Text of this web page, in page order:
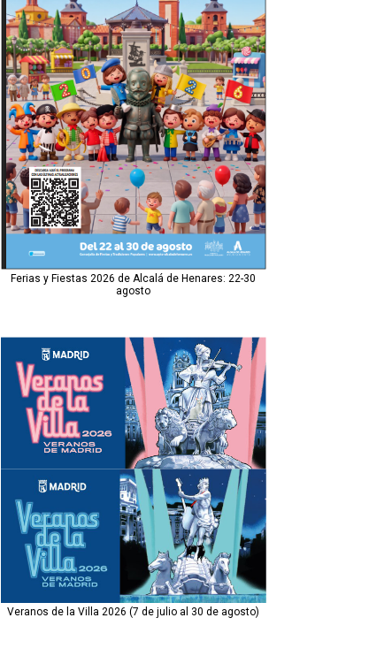
Ferias y Fiestas 2026 de Alcalá de Henares: 22-30
agosto
Veranos de la Villa 2026 (7 de julio al 30 de agosto)